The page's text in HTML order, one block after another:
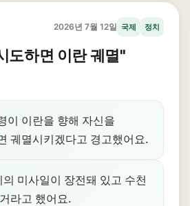
2026년 7월 12일 국제 정치
도하면 이란 궤멸"
이 이란을 향해 자신을
궤멸시키겠다고 경고했어요.
미사일이 장전돼 있고 수천
라고 했어요.